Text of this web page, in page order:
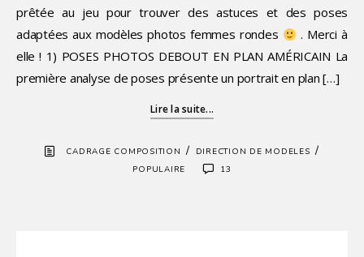
prêtée au jeu pour trouver des astuces et des poses
adaptées aux modèles photos femmes rondes
. Merci à
elle ! 1) POSES PHOTOS DEBOUT EN PLAN AMÉRICAIN La
première analyse de poses présente un portrait en plan […]
Lire la suite...
CADRAGE COMPOSITION / DIRECTION DE MODELES /
POPULAIRE 13